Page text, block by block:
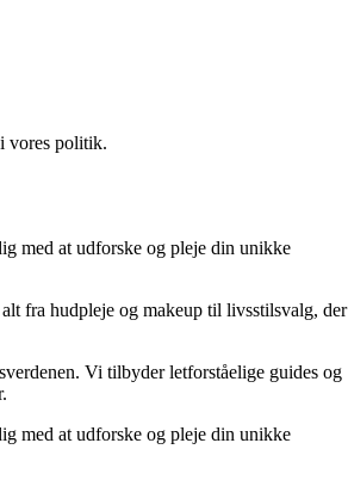
vores politik.
med at udforske og pleje din unikke
fra hudpleje og makeup til livsstilsvalg, der
Vi tilbyder letforståelige guides og
med at udforske og pleje din unikke